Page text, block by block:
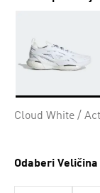
Cloud White /
Odaberi Veličina